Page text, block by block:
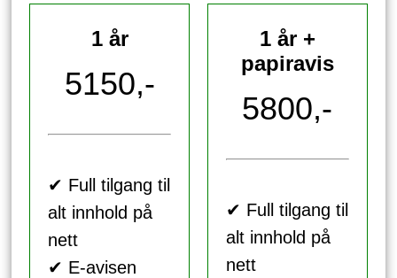
1 år
5150,-
✔ Full tilgang til
alt innhold på
nett
✔ E-avisen
1 år +
papiravis
5800,-
✔ Full tilgang til
alt innhold på
nett